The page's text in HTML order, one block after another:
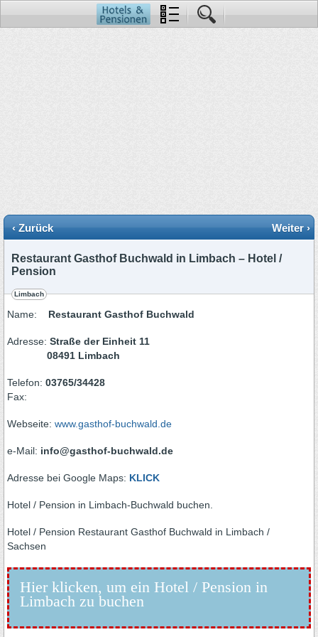
‹ Zurück Weiter ›
Restaurant Gasthof Buchwald in Limbach – Hotel /
Pension
Limbach
Name: Restaurant Gasthof Buchwald
Adresse: Straße der Einheit 11
08491 Limbach
Telefon: 03765/34428
Fax:
Webseite: www.gasthof-buchwald.de
e-Mail: info@gasthof-buchwald.de
Adresse bei Google Maps: KLICK
Hotel / Pension in Limbach-Buchwald buchen.
Hotel / Pension Restaurant Gasthof Buchwald in Limbach /
Sachsen
Hier klicken, um ein Hotel / Pension in
Limbach zu buchen